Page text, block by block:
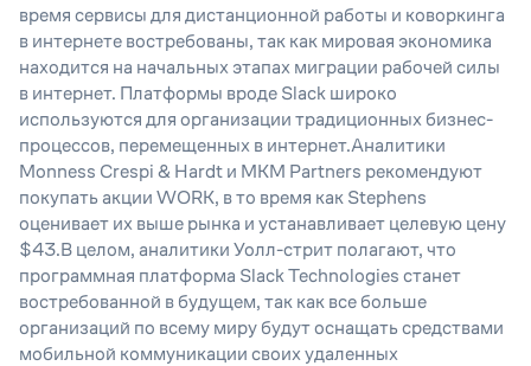
время сервисы для дистанционной работы и коворкинга
в интернете востребованы, так как мировая экономика
находится на начальных этапах миграции рабочей силы
в интернет. Платформы вроде Slack широко
используются для организации традиционных бизнес-
процессов, перемещенных в интернет.Аналитики
Monness Crespi & Hardt и MKM Partners рекомендуют
покупать акции WORK, в то время как Stephens
оценивает их выше рынка и устанавливает целевую цену
$43.В целом, аналитики Уолл-стрит полагают, что
программная платформа Slack Technologies станет
востребованной в будущем, так как все больше
организаций по всему миру будут оснащать средствами
мобильной коммуникации своих удаленных